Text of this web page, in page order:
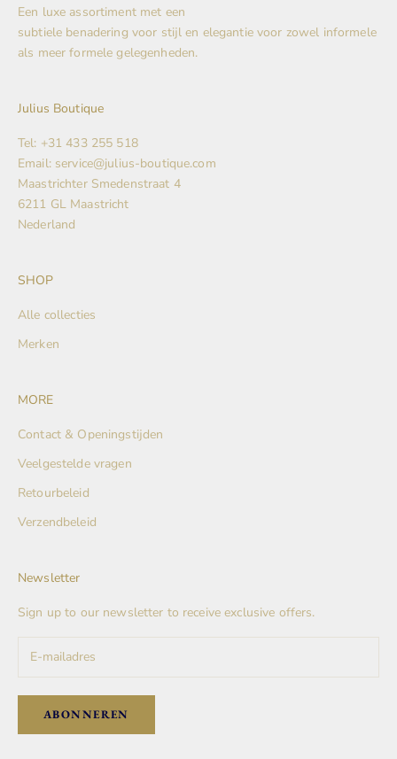
Een luxe assortiment met een
subtiele benadering voor stijl en elegantie voor zowel informele
als meer formele gelegenheden.
Julius Boutique
Tel: +31 433 255 518
Email: service@julius-boutique.com
Maastrichter Smedenstraat 4
6211 GL Maastricht
Nederland
SHOP
Alle collecties
Merken
MORE
Contact & Openingstijden
Veelgestelde vragen
Retourbeleid
Verzendbeleid
Newsletter
Sign up to our newsletter to receive exclusive offers.
ABONNEREN